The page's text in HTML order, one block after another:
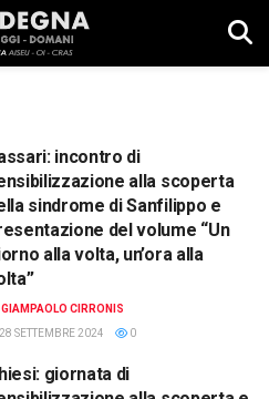
incontro di
alla scoperta
sindrome di Sanfilippo e
del volume “Un
alla volta, un’ora alla
GIAMPAOLO CIRRONIS
SETTEMBRE 2024
0
giornata di